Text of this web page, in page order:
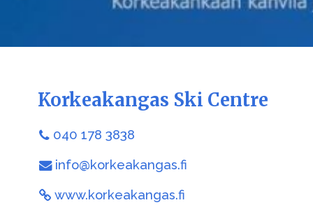
Korkeakangas Ski Centre
040 178 3838
info@korkeakangas.fi
www.korkeakangas.fi